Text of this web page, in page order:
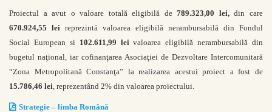
Proiectul a avut o valoare totală eligibilă de789.323,00 lei,din care
670.924,55 lei reprezintă valoarea eligibilă nerambursabilă din Fondul
Social European si 102.611,99 lei valoarea eligibilă nerambursabilă din
bugetul naţional, iar cofinanţarea Asociaţiei de Dezvoltare Intercomunitară
“Zona Metropolitană Constanţa” la realizarea acestui proiect a fost de
15.786,46 lei , reprezentând 2% din valoarea proiectului.
Strategie – limba Română